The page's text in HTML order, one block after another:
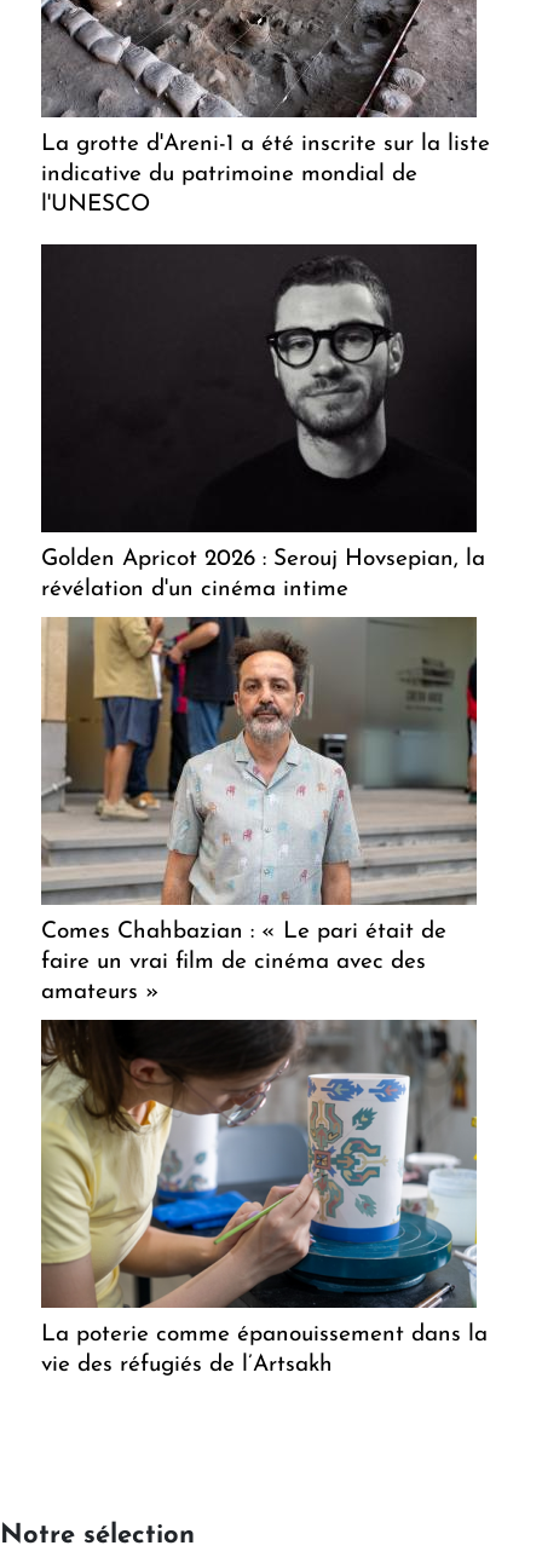
La grotte d'Areni-1 a été inscrite sur la liste
indicative du patrimoine mondial de
l'UNESCO
Golden Apricot 2026 : Serouj Hovsepian, la
révélation d'un cinéma intime
Comes Chahbazian : « Le pari était de
faire un vrai film de cinéma avec des
amateurs »
La poterie comme épanouissement dans la
vie des réfugiés de l’Artsakh
Notre sélection